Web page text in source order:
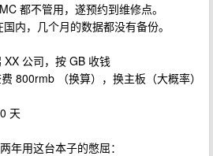
都不管用，遂预约到维修点。
内，几个月的数据都没有备份。
公司，按 GB 收钱
800rmb （换算），换主板（大概率）
天
年用这台本子的憋屈：